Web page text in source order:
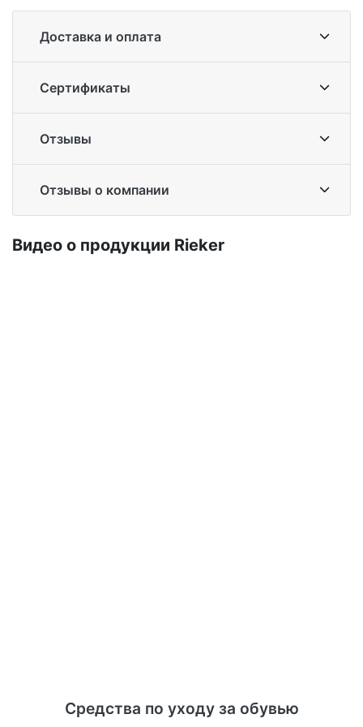
Доставка и оплата
Сертификаты
Отзывы
Отзывы о компании
Ви­део о про­дук­ции Ri­eker
Средства по уходу за обувью